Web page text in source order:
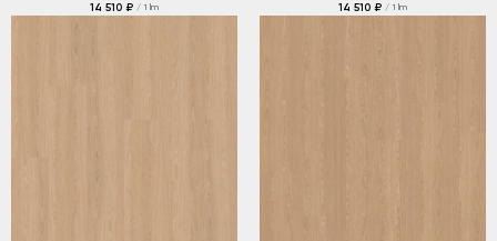
14 510 ₽ / 1 lm 14 510 ₽ / 1 lm